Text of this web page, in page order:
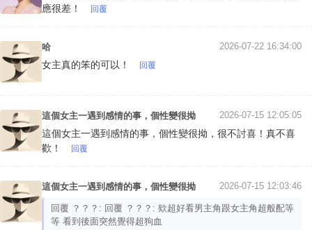
應很差！
回覆
哈 2026-07-22 16:34:00
女主真的笨的可以！ 回覆
這個女主一遇到感情的事，個性變很拗 2026-07-15 12:05:05
這個女主一遇到感情的事，個性變很拗，很不討喜！真不喜
歡！
回覆
這個女主一遇到感情的事，個性變很拗 2026-07-15 12:03:46
回覆 ？？？: 回覆 ？？？: 欸超好看男主角跟女主角超般配等
等 看到後面突然覺得超狗血